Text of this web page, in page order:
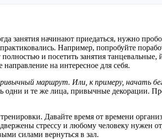
занятия начинают приедаться, нужно
Например, попробуйте
и посетить занятия танцевальные,
на интересное для себя.
маршрут. Или, к примеру, начать
одни и те же лица, привычные декорации.
Давайте время от времени
стрессу и любому человеку нужен
силами вернуться в зал.